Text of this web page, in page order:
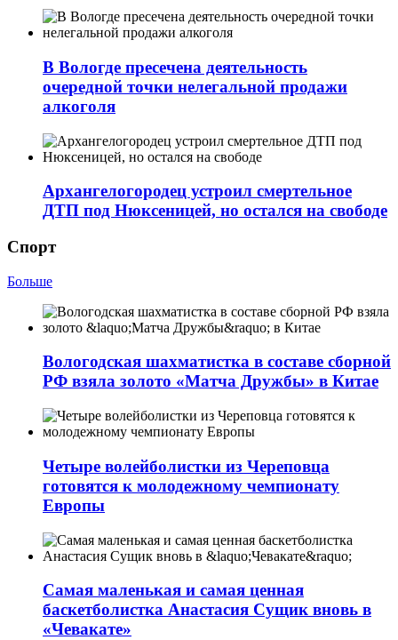
В Вологде пресечена деятельность
очередной точки нелегальной продажи
алкоголя
Архангелогородец устроил смертельное
ДТП под Нюксеницей, но остался на свободе
Спорт
Больше
Вологодская шахматистка в составе сборной
РФ взяла золото «Матча Дружбы» в Китае
Четыре волейболистки из Череповца
готовятся к молодежному чемпионату
Европы
Самая маленькая и самая ценная
баскетболистка Анастасия Сущик вновь в
«Чевакате»